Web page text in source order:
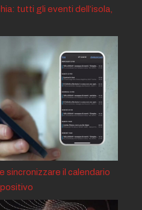
tutti gli eventi dell’isola,
sincronizzare il calendario